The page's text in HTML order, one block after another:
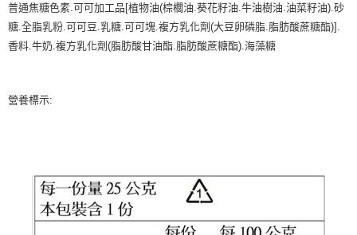
普通焦糖色素.可可加工品[植物油(棕櫚油.葵花籽油.牛油樹油.油菜籽油).砂
糖.全脂乳粉.可可豆.乳糖.可可塊.複方乳化劑(大豆卵磷脂.脂肪酸蔗糖酯)].
香料.牛奶.複方乳化劑(脂肪酸甘油酯.脂肪酸蔗糖酯).海藻糖
營養標示: